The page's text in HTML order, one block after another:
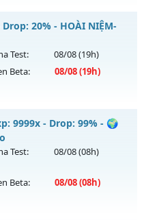
CÀY CẤY NGUYÊN BẢN
chủ
Drop: 20% - HOÀI NIỆM-
Test: 08/08(19h)
Beta: 08/08(19h)
chủ
9999x - Drop: 99% - 🌍
Test: 08/08(08h)
Beta: 08/08(08h)